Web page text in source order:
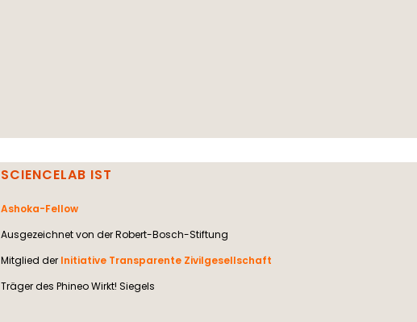
SCIENCELAB IST
Ashoka-Fellow
Ausgezeichnet von der Robert-Bosch-Stiftung
Mitglied der Initiative Transparente Zivilgesellschaft
Träger des Phineo Wirkt! Siegels